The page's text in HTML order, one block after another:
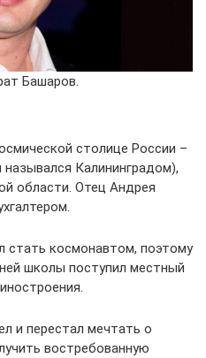
Башаров.
столице России –
Калининградом),
области. Отец Андрея
стать космонавтом, поэтому
школы поступил местный
и перестал мечтать о
востребованную